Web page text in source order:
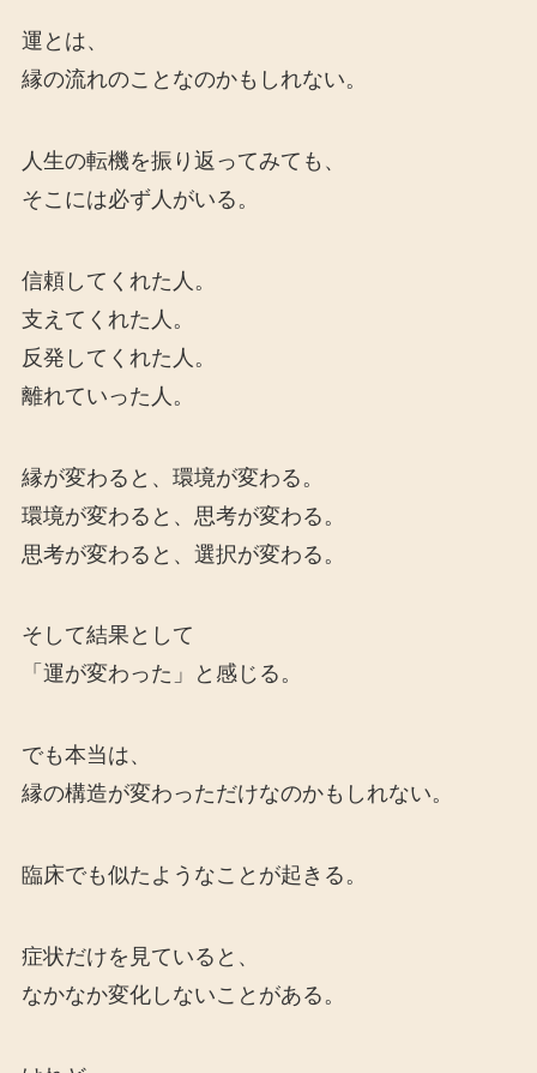
運とは、
縁の流れのことなのかもしれない。
人生の転機を振り返ってみても、
そこには必ず人がいる。
信頼してくれた人。
支えてくれた人。
反発してくれた人。
離れていった人。
縁が変わると、環境が変わる。
環境が変わると、思考が変わる。
思考が変わると、選択が変わる。
そして結果として
「運が変わった」と感じる。
でも本当は、
縁の構造が変わっただけなのかもしれない。
臨床でも似たようなことが起きる。
症状だけを見ていると、
なかなか変化しないことがある。